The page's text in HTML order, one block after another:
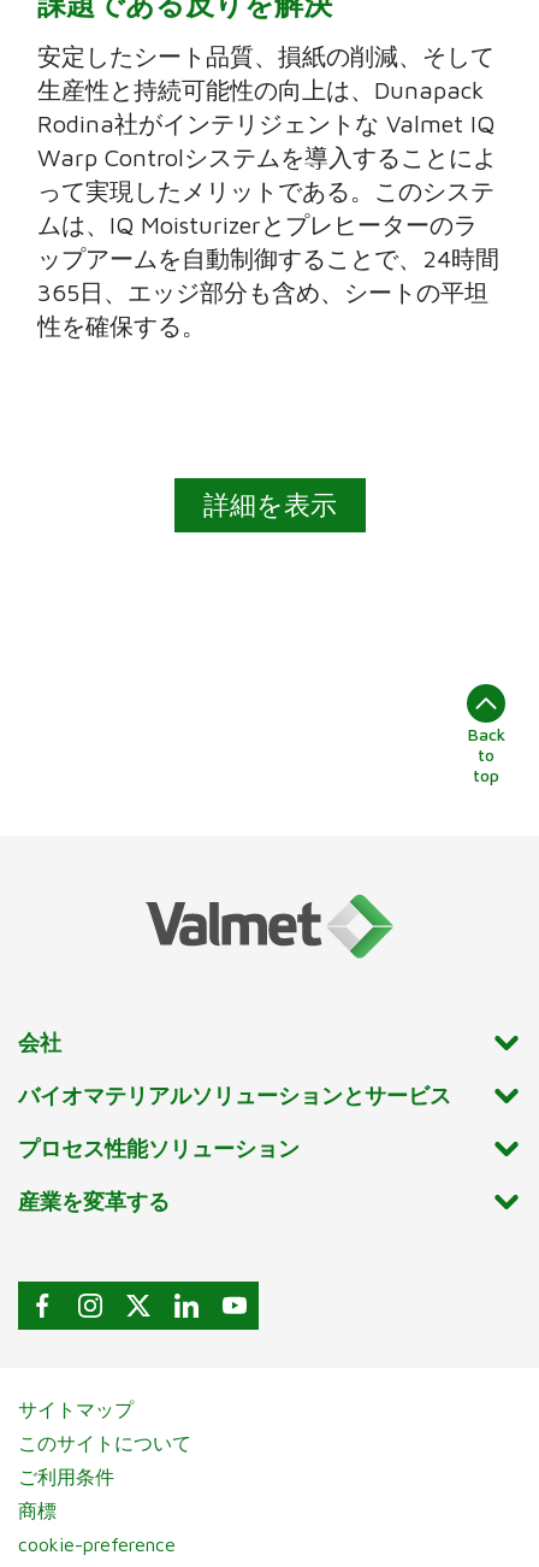
安定したシート品質、損紙の削減、そして
生産性と持続可能性の向上は、Dunapack
Rodina社がインテリジェントな Valmet IQ
Warp Controlシステムを導入することによ
って実現したメリットである。このシステ
ムは、IQ Moisturizerとプレヒーターのラ
ップアームを自動制御することで、24時間
365日、エッジ部分も含め、シートの平坦
性を確保する。
詳細を表示
Back
to
top
会社
バイオマテリアルソリューションとサービス
プロセス性能ソリューション
産業を変革する
サイトマップ
このサイトについて
ご利用条件
商標
cookie-preference